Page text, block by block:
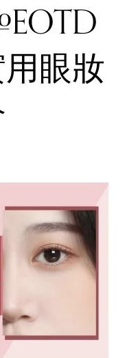
眼妝